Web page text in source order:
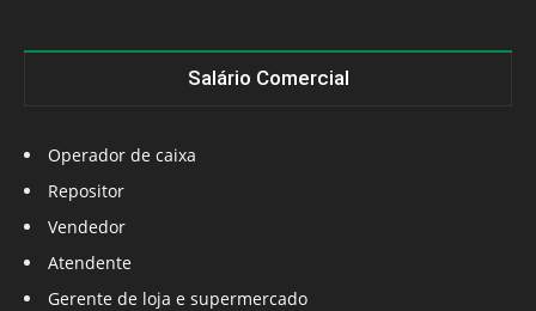
Salário Comercial
Operador de caixa
Repositor
Vendedor
Atendente
Gerente de loja e supermercado